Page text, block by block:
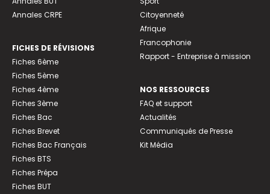
Annales CRPE
FICHES DE RÉVISIONS
Fiches 6ème
Fiches 5ème
Fiches 4ème
Fiches 3ème
Fiches Bac
Fiches Brevet
Fiches Bac Français
Fiches BTS
Fiches Prépa
Fiches BUT
Citoyenneté
Afrique
Francophonie
Rapport - Entreprise à mission
NOS RESSOURCES
FAQ et support
Actualités
Communiqués de Presse
Kit Média